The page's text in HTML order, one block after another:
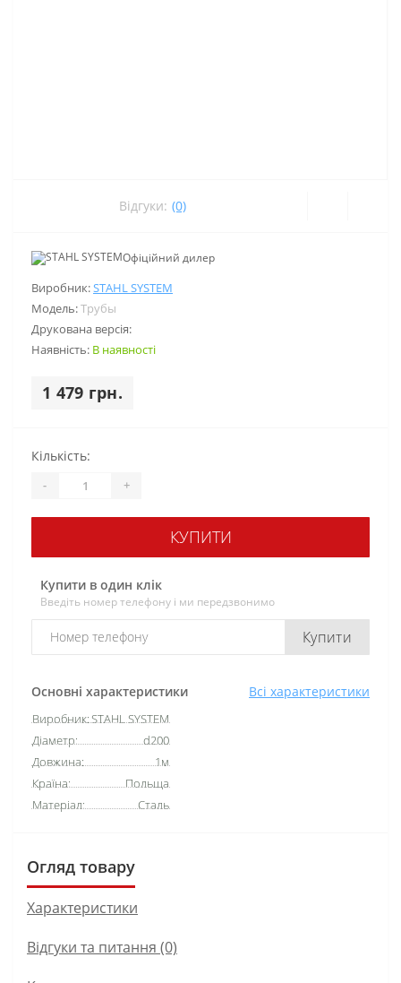
Відгуки: (0)
Виробник:STAHL SYSTEM
Модель:Трубы
Друкована версія:
Наявність: В наявності
1 479 грн.
Офіційний дилер
Основні характеристики Всі характеристики
Виробник:STAHL SYSTEM
Діаметр:
d200
Довжина:
1м
Країна:
Польща
Матеріал:
Сталь
Кількість:
- +
КУПИТИ
Купити в один клік
Введіть номер телефону і ми передзвонимо
Купити
Огляд товару
Характеристики
Відгуки та питання (0)